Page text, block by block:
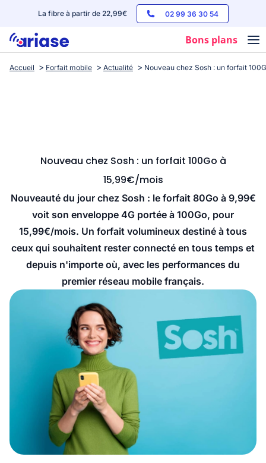
La fibre à partir de 22,99€ 02 99 36 30 54
Bons plans
Box internet
Accueil Forfait mobile Actualité Nouveau chez Sosh : un forfait
Nouveau chez Sosh : un forfait 100Go à
15,99€/mois
Nouveauté du jour chez Sosh : le forfait 80Go à 9,99€
voit son enveloppe 4G portée à 100Go, pour
15,99€/mois. Un forfait volumineux destiné à tous
ceux qui souhaitent rester connecté en tous temps et
depuis n'importe où, avec les performances du
premier réseau mobile français.